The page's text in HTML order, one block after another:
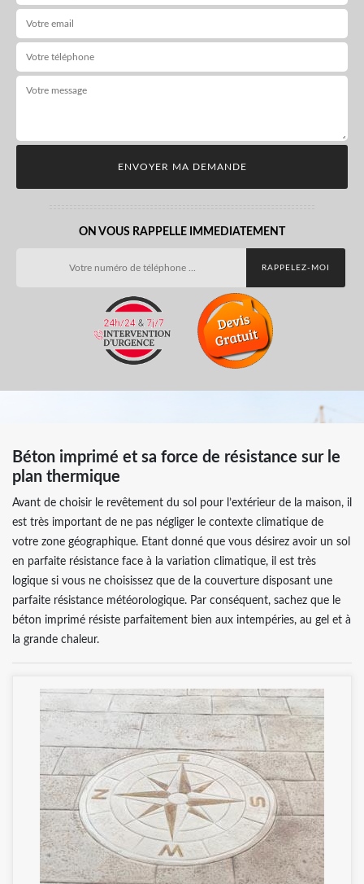
ON VOUS RAPPELLE IMMEDIATEMENT
Béton imprimé et sa force de résistance sur le
plan thermique
Avant de choisir le revêtement du sol pour l’extérieur de la maison, il
est très important de ne pas négliger le contexte climatique de
votre zone géographique. Etant donné que vous désirez avoir un sol
en parfaite résistance face à la variation climatique, il est très
logique si vous ne choisissez que de la couverture disposant une
parfaite résistance météorologique. Par conséquent, sachez que le
béton imprimé résiste parfaitement bien aux intempéries, au gel et à
la grande chaleur.